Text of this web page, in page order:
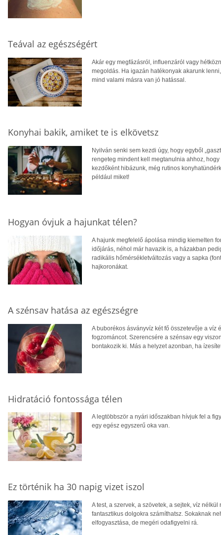
Teával az egészségért
Akár egy megfázásról, influenzáról vagy
megoldás. Ha igazán hatékonyak akarunk
mind valami másra van jó hatással.
Konyhai bakik, amiket te is elkövetsz
Nyilván senki sem kezdi úgy, hogy egyből
rengeteg mindent kell megtanulnia ahhoz,
kezdőként hibázunk, még rutinos
például miket!
Hogyan óvjuk a hajunkat télen?
A hajunk megfelelő ápolása mindig kiemelten
időjárás, néhol már havazik is, a házakban
radikális hőmérsékletváltozás vagy a sapka
hajkoronákat.
A szénsav hatása az egészségre
A buborékos ásványvíz két fő összetevője a
fogzománcot. Szerencsére a szénsav egy
bontakozik ki. Más a helyzet azonban, ha
Hidratáció fontossága télen
A legtöbbször a nyári időszakban hívjuk fel a
egy egész egyszerű oka van.
Ez történik ha 30 napig vizet iszol
A test, a szervek, a szövetek, a sejtek, víz
fantasztikus dolgokra számíthatsz. Sokaknak
elfogyasztása, de megéri odafigyelni rá.